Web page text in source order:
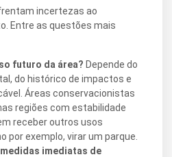
incertezas ao
Entre as questões mais
futuro da área? Depende do
do histórico de impactos e
Áreas conservacionistas
regiões com estabilidade
receber outros usos
por exemplo, virar um parque.
imediatas de